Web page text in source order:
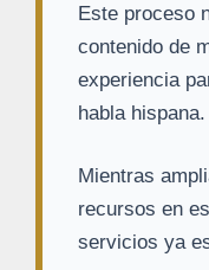
Este proceso
contenido de
experiencia
habla hispana.
Mientras
recursos en
servicios ya